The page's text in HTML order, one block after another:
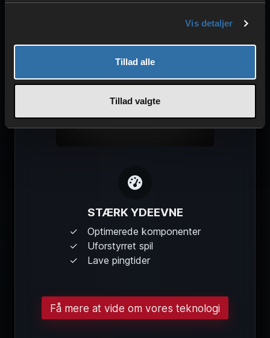
Vis detaljer
Tillad alle
Tillad valgte
DDoS-beskyttelse
STÆRK YDEEVNE
Optimerede komponenter
Uforstyrret spil
Lave pingtider
Få mere at vide om vores teknologi